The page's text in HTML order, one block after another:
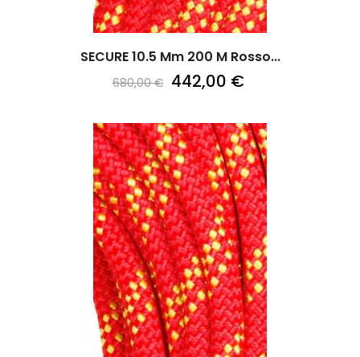
SECURE 10.5 Mm 200 M Rosso...
680,00 € 442,00 €